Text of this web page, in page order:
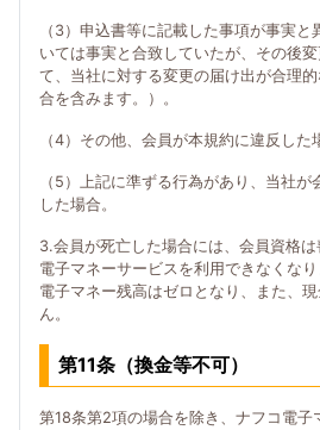
（3）申込書等に記載した事項が事実
いては事実と合致していたが、その後
て、当社に対する変更の届け出が合理
合を含みます。）。
（4）その他、会員が本規約に違反した
（5）上記に準ずる行為があり、当社
した場合。
3.会員が死亡した場合には、会員資格
電子マネーサービスを利用できなくな
電子マネー残高はゼロとなり、また、
ん。
第11条（換金等不可）
第18条第2項の場合を除き、ナフコ電子